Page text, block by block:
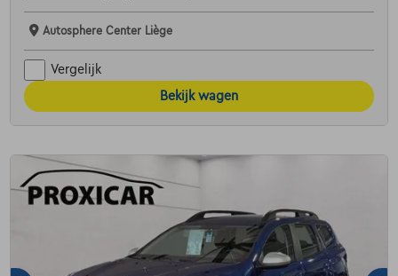
Autosphere Center Liège
Vergelijk
Bekijk wagen